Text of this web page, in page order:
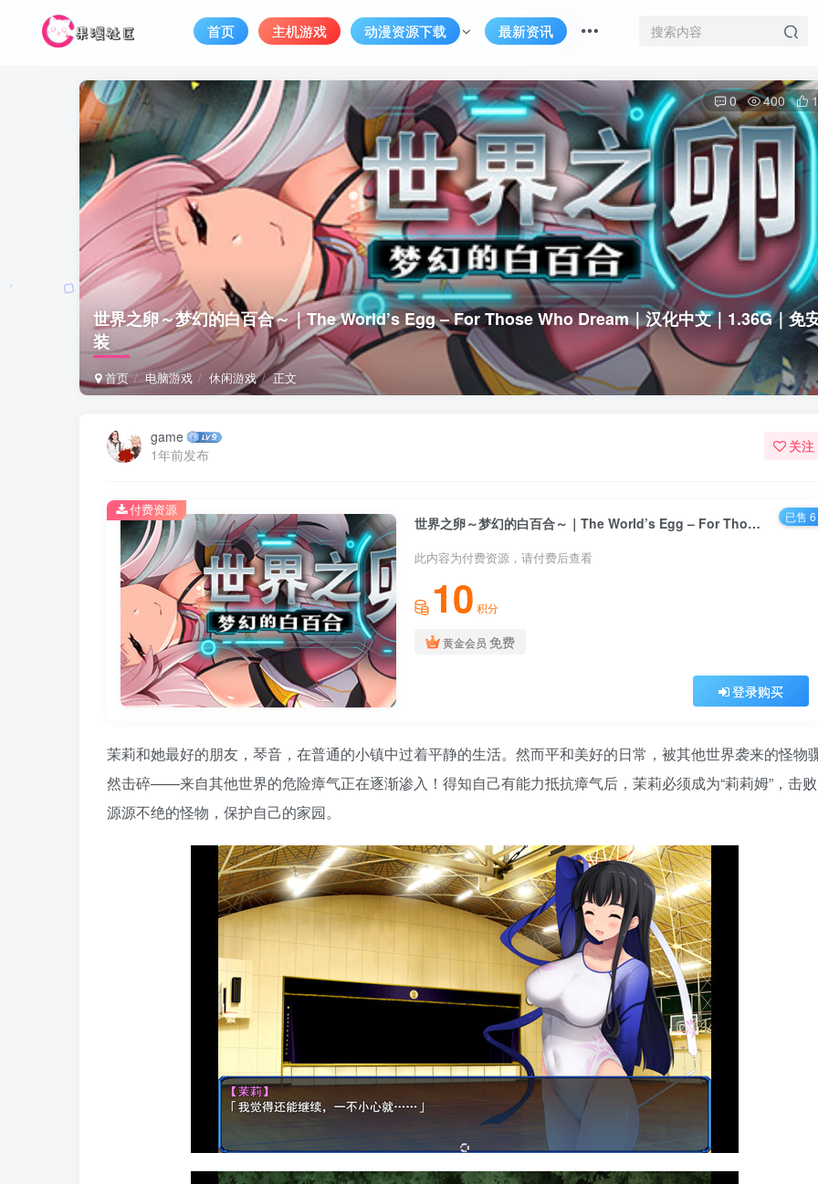
首页 主机游戏 动漫资源下载 最新资讯
世界之卵～梦幻的白百合～｜The World’s Egg – For Those Who Dream｜汉化中文｜1.36G｜免
装
首页 电脑游戏 休闲游戏 正文
0 400
game
1年前发布
关注
世界之卵～梦幻的白百合～｜The World’s Egg – For Those Who Dream｜汉化中文｜1.36G｜免安装
此内容为付费资源，请付费后查看
10 积分
黄金会员 免费
登录购买
付费资源 已售 6
茉莉和她最好的朋友，琴音，在普通的小镇中过着平静的生活。然而平和美好的日常，被其他世界袭来的怪物
然击碎——来自其他世界的危险瘴气正在逐渐渗入！得知自己有能力抵抗瘴气后，茉莉必须成为“莉莉姆”，击败
源源不绝的怪物，保护自己的家园。